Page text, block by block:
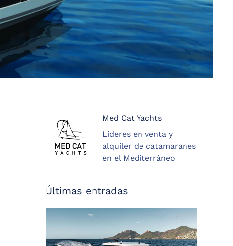
Med Cat Yachts
Líderes en venta y
alquiler de catamaranes
en el Mediterráneo
Últimas entradas